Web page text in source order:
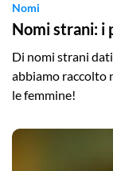
Nomi
Nomi strani: i
Di nomi strani
abbiamo raccolto
le femmine!